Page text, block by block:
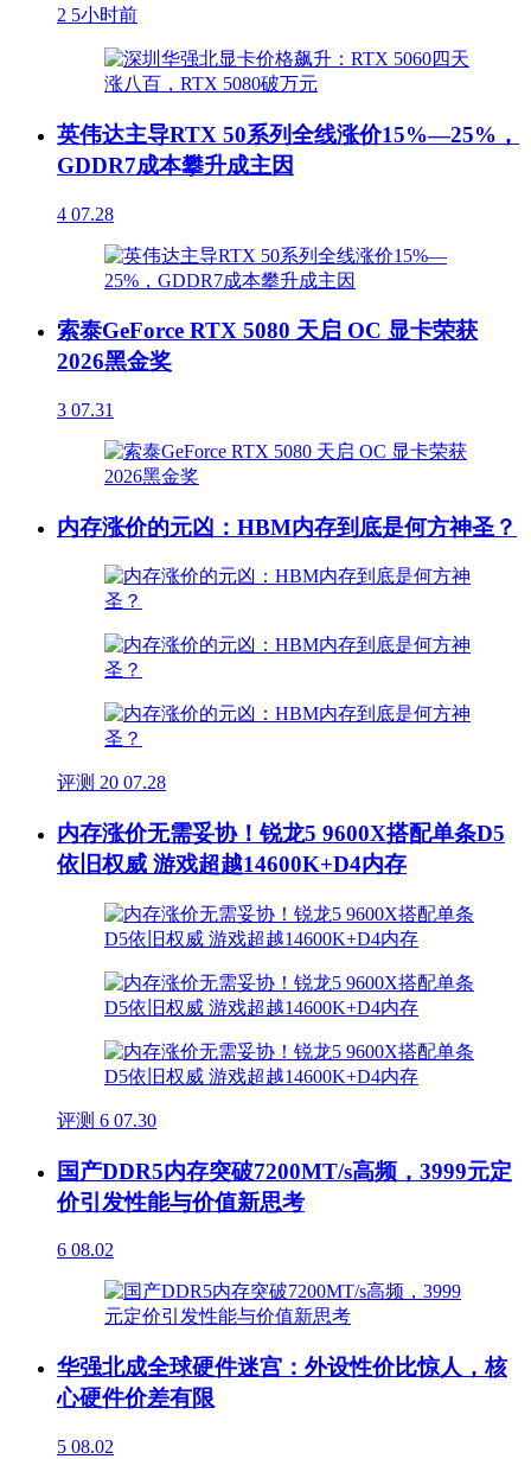
2 5小时前
英伟达主导RTX 50系列全线涨价15%—25%，
GDDR7成本攀升成主因
4 07.28
索泰GeForce RTX 5080 天启 OC 显卡荣获
2026黑金奖
3 07.31
内存涨价的元凶：HBM内存到底是何方神圣？
评测 20 07.28
内存涨价无需妥协！锐龙5 9600X搭配单条D5
依旧权威 游戏超越14600K+D4内存
评测 6 07.30
国产DDR5内存突破7200MT/s高频，3999元定
价引发性能与价值新思考
6 08.02
华强北成全球硬件迷宫：外设性价比惊人，核
心硬件价差有限
5 08.02